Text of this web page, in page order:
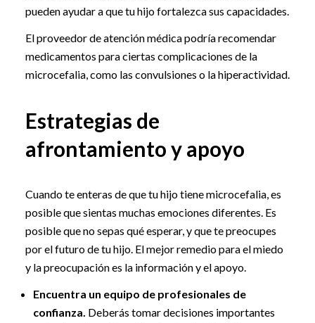
pueden ayudar a que tu hijo fortalezca sus capacidades.
El proveedor de atención médica podría recomendar
medicamentos para ciertas complicaciones de la
microcefalia, como las convulsiones o la hiperactividad.
Estrategias de
afrontamiento y apoyo
Cuando te enteras de que tu hijo tiene microcefalia, es
posible que sientas muchas emociones diferentes. Es
posible que no sepas qué esperar, y que te preocupes
por el futuro de tu hijo. El mejor remedio para el miedo
y la preocupación es la información y el apoyo.
Encuentra un equipo de profesionales de
confianza. Deberás tomar decisiones importantes